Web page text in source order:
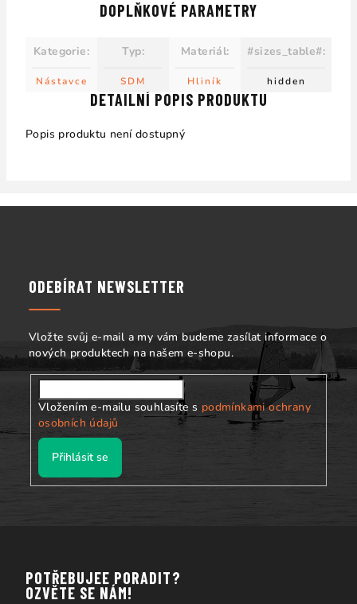
DETAILNÍ POPIS PRODUKTU
Popis produktu není dostupný
DOPLŇKOVÉ PARAMETRY
Kategorie:
Nástavce
Typ:
SDM
Materiál:
Hliník
#sizes_table#:
hidden
ODEBÍRAT NEWSLETTER
Vložte svůj e-mail a my vám budeme zasílat informace o
nových produktech na našem e-shopu.
Vložením e-mailu souhlasíte s podmínkami ochrany
osobních údajů
Přihlásit se
POTŘEBUJEE PORADIT?
OZVĚTE SE NÁM!